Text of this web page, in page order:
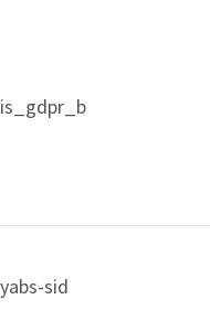
is_gdpr_b
yabs-sid